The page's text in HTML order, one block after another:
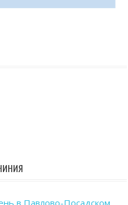
в Павлово-Посадском